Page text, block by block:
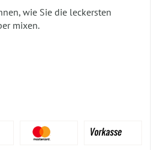
wie Sie die leckersten
mixen.